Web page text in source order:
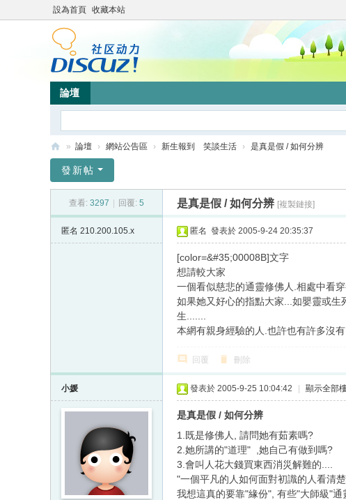
設為首頁 收藏本站
論壇
竹
» 論壇 › 網站公告區 › 新生報到 笑談生活 › 是真是假 / 如何分辨
發新帖
查看: 3297 回覆: 5 是真是假 / 如何分辨 [複製鏈接]
匿名 210.200.105.x 匿名 發表於 2005-9-24 20:35:37
[color=&#35;00008B]文字
想請較大家
一個看似慈悲的通靈修佛人.相處中看
如果她又好心的指點大家...如嬰靈或
生.......
本網有親身經驗的人.也許也有許多沒
回覆 刪除
小媛 發表於 2005-9-25 10:04:42 顯示全部
是真是假 / 如何分辨
1.既是修佛人, 請問她有茹素嗎?
2.她所講的"道理" ,她自己有做到嗎?
3.會叫人花大錢買東西消災解難的....
"一個平凡的人如何面對初識的人看清
我想這真的要靠"緣份", 有些"大師級"通